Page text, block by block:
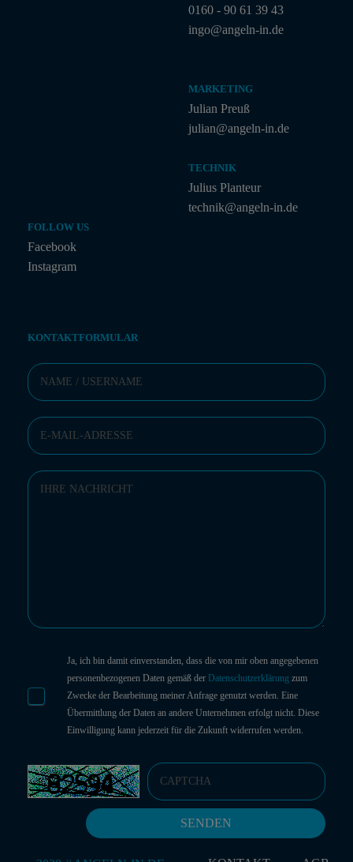
0160 - 90 61 39 43
ingo@angeln-in.de
MARKETING
Julian Preuß
julian@angeln-in.de
TECHNIK
Julius Planteur
technik@angeln-in.de
FOLLOW US
Facebook
Instagram
KONTAKTFORMULAR
Ja, ich bin damit einverstanden, dass die von mir oben angegebenen
personenbezogenen Daten gemäß der Datenschutzerklärung zum
Zwecke der Bearbeitung meiner Anfrage genutzt werden. Eine
Übermittlung der Daten an andere Unternehmen erfolgt nicht. Diese
Einwilligung kann jederzeit für die Zukunft widerrufen werden.